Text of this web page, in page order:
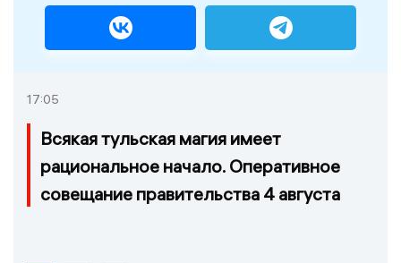
17:05
Всякая тульская магия имеет
рациональное начало. Оперативное
совещание правительства 4 августа